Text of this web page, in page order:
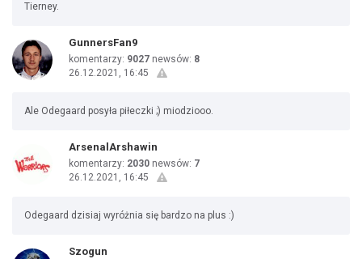
Tierney.
GunnersFan9
komentarzy: 9027 newsów: 8
26.12.2021, 16:45
Ale Odegaard posyła piłeczki ;) miodziooo.
ArsenalArshawin
komentarzy: 2030 newsów: 7
26.12.2021, 16:45
Odegaard dzisiaj wyróżnia się bardzo na plus :)
Szogun